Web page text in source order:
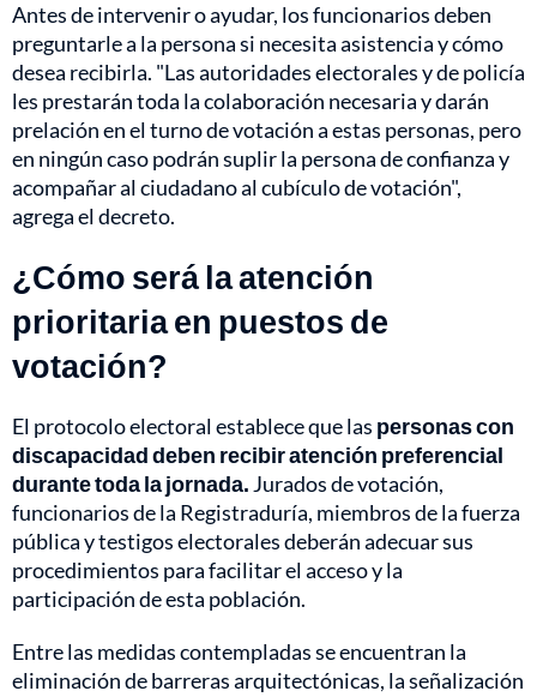
Antes de intervenir o ayudar, los funcionarios deben
preguntarle a la persona si necesita asistencia y cómo
desea recibirla. "Las autoridades electorales y de policía
les prestarán toda la colaboración necesaria y darán
prelación en el turno de votación a estas personas, pero
en ningún caso podrán suplir la persona de confianza y
acompañar al ciudadano al cubículo de votación",
agrega el decreto.
¿Cómo será la atención
prioritaria en puestos de
votación?
El protocolo electoral establece que las personas con
discapacidad deben recibir atención preferencial
durante toda la jornada. Jurados de votación,
funcionarios de la Registraduría, miembros de la fuerza
pública y testigos electorales deberán adecuar sus
procedimientos para facilitar el acceso y la
participación de esta población.
Entre las medidas contempladas se encuentran la
eliminación de barreras arquitectónicas, la señalización